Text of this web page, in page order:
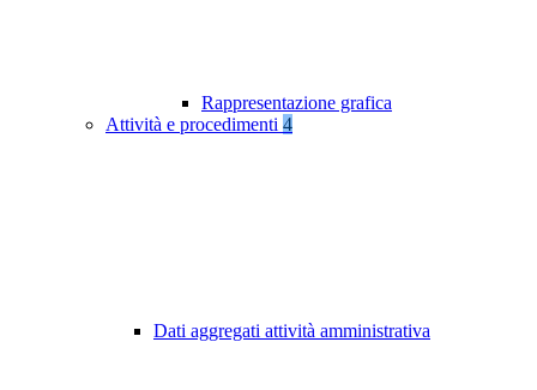
Rappresentazione grafica
Attività e procedimenti 4
Dati aggregati attività amministrativa